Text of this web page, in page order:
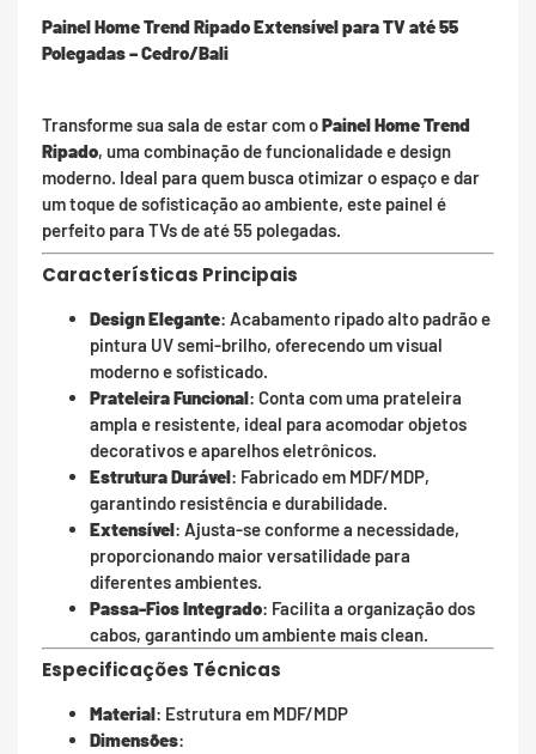
Painel Home Trend Ripado Extensível para TV até 55
Polegadas – Cedro/Bali
Transforme sua sala de estar com oPainel Home Trend
Ripado, uma combinação de funcionalidade e design
moderno. Ideal para quem busca otimizar o espaço e dar
um toque de sofisticação ao ambiente, este painel é
perfeito para TVs de até 55 polegadas.
Características Principais
Design Elegante: Acabamento ripado alto padrão e
pintura UV semi-brilho, oferecendo um visual
moderno e sofisticado.
Prateleira Funcional: Conta com uma prateleira
ampla e resistente, ideal para acomodar objetos
decorativos e aparelhos eletrônicos.
Estrutura Durável: Fabricado em MDF/MDP,
garantindo resistência e durabilidade.
Extensível: Ajusta-se conforme a necessidade,
proporcionando maior versatilidade para
diferentes ambientes.
Passa-Fios Integrado: Facilita a organização dos
cabos, garantindo um ambiente mais clean.
Especificações Técnicas
Material: Estrutura em MDF/MDP
Dimensões: